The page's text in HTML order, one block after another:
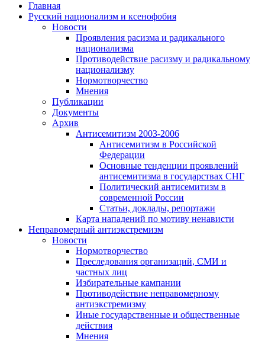
Главная
Русский национализм и ксенофобия
Новости
Проявления расизма и радикального
национализма
Противодействие расизму и радикальному
национализму
Нормотворчество
Мнения
Публикации
Документы
Архив
Антисемитизм 2003-2006
Антисемитизм в Российской
Федерации
Основные тенденции проявлений
антисемитизма в государствах СНГ
Политический антисемитизм в
современной России
Статьи, доклады, репортажи
Карта нападений по мотиву ненависти
Неправомерный антиэкстремизм
Новости
Нормотворчество
Преследования организаций, СМИ и
частных лиц
Избирательные кампании
Противодействие неправомерному
антиэкстремизму
Иные государственные и общественные
действия
Мнения